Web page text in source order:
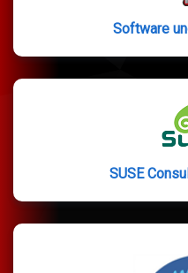
Software
SUSE